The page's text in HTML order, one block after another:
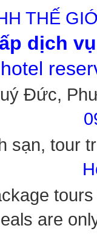
THẾ
dịch
Đức,
sạn, tour
are